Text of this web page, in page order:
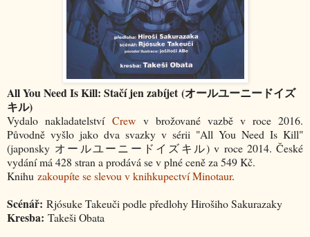
All You Need Is Kill: Stačí jen zabíjet (オールユーニードイズ
キル)
Vydalo nakladatelství Crew v brožované vazbě v roce 2016.
Původně vyšlo jako dva svazky v sérii "All You Need Is Kill"
(japonsky オールユーニードイズキル) v roce 2014. České
vydání má 428 stran a prodává se v plné ceně za 549 Kč.
Knihu zakoupíte se slevou v knihkupectví Minotaur.
Scénář: Rjósuke Takeuči podle předlohy Hirošiho Sakurazaky
Kresba: Takeši Obata